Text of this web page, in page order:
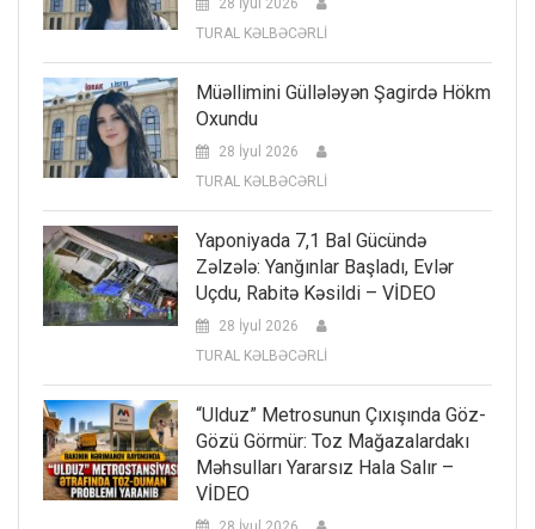
TURAL KƏLBƏCƏRLİ
Müəllimini Güllələyən Şagirdə Hökm
Oxundu
28 İyul 2026
TURAL KƏLBƏCƏRLİ
Yaponiyada 7,1 Bal Gücündə
Zəlzələ: Yanğınlar Başladı, Evlər
Uçdu, Rabitə Kəsildi – VİDEO
28 İyul 2026
TURAL KƏLBƏCƏRLİ
“Ulduz” Metrosunun Çıxışında Göz-
Gözü Görmür: Toz Mağazalardakı
Məhsulları Yararsız Hala Salır –
VİDEO